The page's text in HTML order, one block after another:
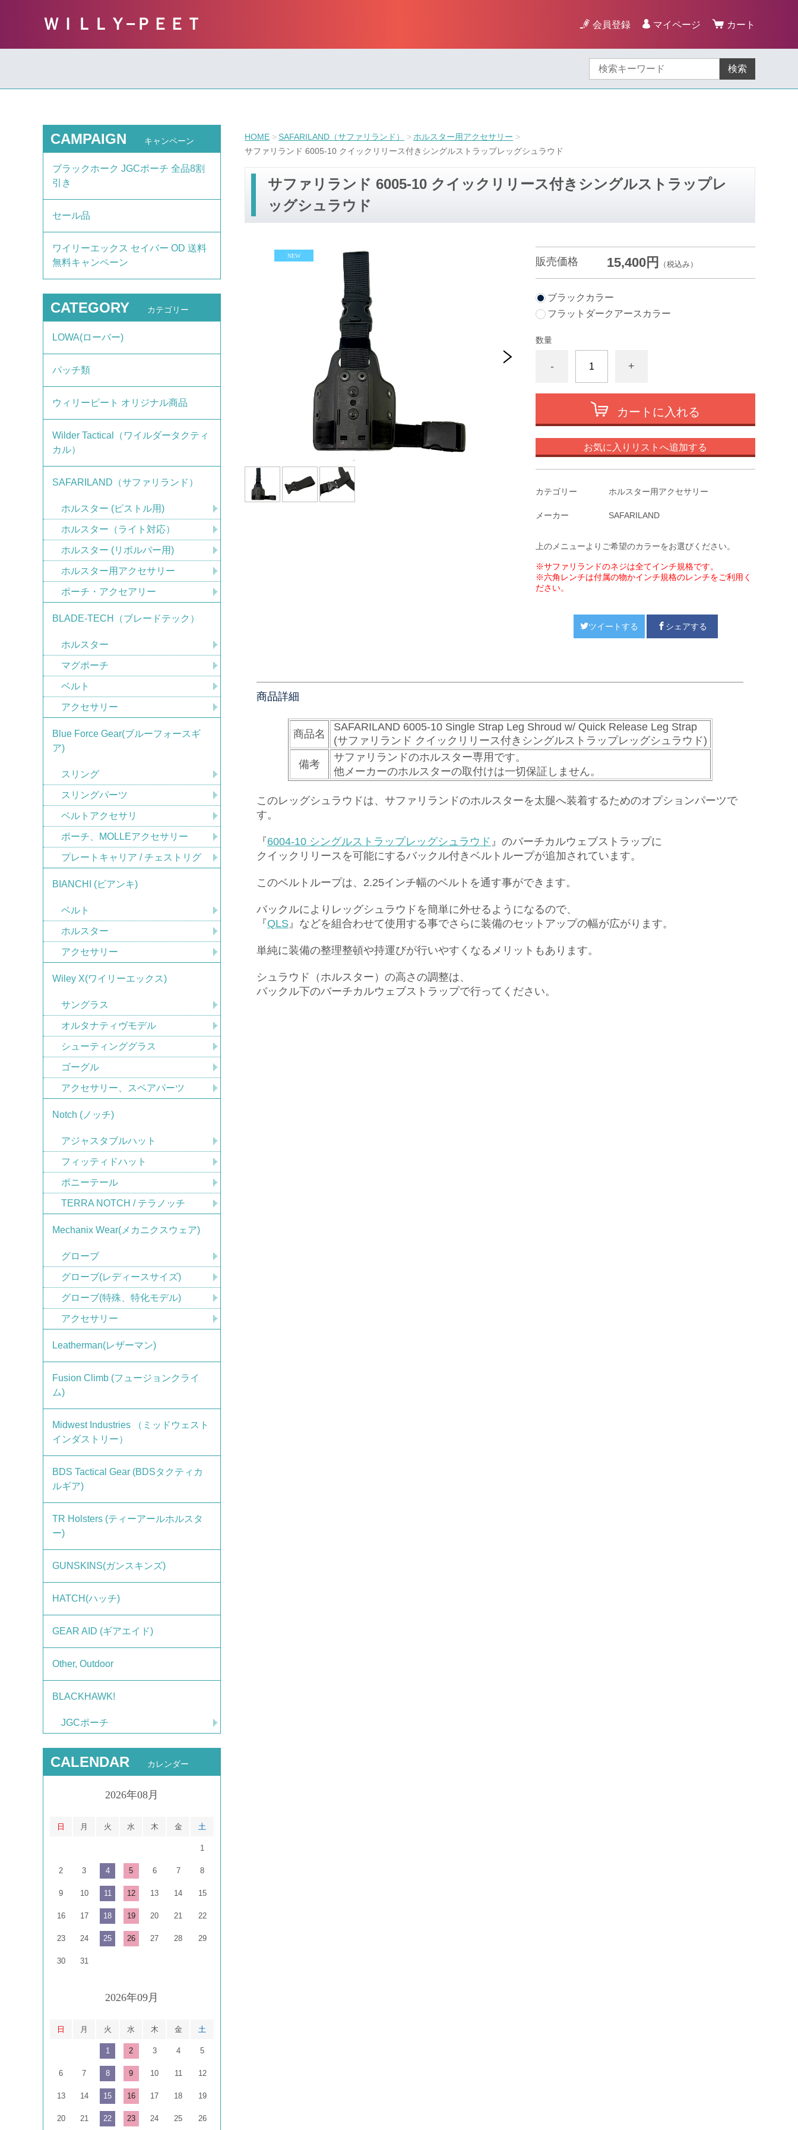
ＷＩＬＬＹ−ＰＥＥＴ 会員登録 マイページ カート
検索
HOME SAFARILAND（サファリランド）
ホルスター用アクセサリー
サファリランド 6005-10 クイックリリース付きシングルストラップレッグシュラウド
サファリランド 6005-10 クイックリリース付きシングルストラップレ
ッグシュラウド
販売価格 15,400円 （税込み）
ブラックカラー
フラットダークアースカラー
数量
- +
カートに入れる
お気に入りリストへ追加する
カテゴリー ホルスター用アクセサリー
メーカー SAFARILAND
上のメニューよりご希望のカラーをお選びください。
※サファリランドのネジは全てインチ規格です。
※六角レンチは付属の物かインチ規格のレンチをご利用く
ださい。
ツイートする シェアする
商品詳細
商品名
SAFARILAND 6005-10 Single Strap Leg Shroud w/ Quick Release Leg Strap
(サファリランド クイックリリース付きシングルストラップレッグシュラウド)
備考
サファリランドのホルスター専用です。
他メーカーのホルスターの取付けは一切保証しません。
このレッグシュラウドは、サファリランドのホルスターを太腿へ装着するためのオプションパーツで
す。
『6004-10 シングルストラップレッグシュラウド 』のバーチカルウェブストラップに
クイックリリースを可能にするバックル付きベルトループが追加されています。
このベルトループは、 2.25インチ幅のベルトを通す事ができます。
バックルによりレッグシュラウドを簡単に外せるようになるので、
『QLS』などを組合わせて使用する事でさらに装備のセットアップの幅が広がります。
単純に装備の整理整頓や持運びが行いやすくなるメリットもあります。
シュラウド（ホルスター）の高さの調整は、
バックル下のバーチカルウェブストラップで行ってください。
CAMPAIGN キャンペーン
ブラックホーク JGCポーチ 全品8割
引き
セール品
ワイリーエックス セイバー OD 送料
無料キャンペーン
CATEGORY カテゴリー
LOWA(ローバー)
パッチ類
ウィリーピート オリジナル商品
Wilder Tactical（ワイルダータクティ
カル）
SAFARILAND（サファリランド）
ホルスター (ピストル用)
ホルスター（ライト対応）
ホルスター (リボルバー用)
ホルスター用アクセサリー
ポーチ・アクセアリー
BLADE-TECH（ブレードテック）
ホルスター
マグポーチ
ベルト
アクセサリー
Blue Force Gear(ブルーフォースギ
ア)
スリング
スリングパーツ
ベルトアクセサリ
ポーチ、MOLLEアクセサリー
プレートキャリア / チェストリグ
BIANCHI (ビアンキ)
ベルト
ホルスター
アクセサリー
Wiley X(ワイリーエックス)
サングラス
オルタナティヴモデル
シューティンググラス
ゴーグル
アクセサリー、スペアパーツ
Notch (ノッチ)
アジャスタブルハット
フィッティドハット
ポニーテール
TERRA NOTCH / テラノッチ
Mechanix Wear(メカニクスウェア)
グローブ
グローブ(レディースサイズ)
グローブ(特殊、特化モデル)
アクセサリー
Leatherman(レザーマン)
Fusion Climb (フュージョンクライ
ム)
Midwest Industries （ミッドウェスト
インダストリー）
BDS Tactical Gear (BDSタクティカ
ルギア)
TR Holsters (ティーアールホルスタ
ー)
GUNSKINS(ガンスキンズ)
HATCH(ハッチ)
GEAR AID (ギアエイド)
Other, Outdoor
BLACKHAWK!
JGCポーチ
CALENDAR カレンダー
2026年08月
日 月 火 水 木 金 土
1
2 3 4 5 6 7 8
9 10 11 12 13 14 15
16 17 18 19 20 21 22
23 24 25 26 27 28 29
30 31
2026年09月
日 月 火 水 木 金 土
1 2 3 4 5
6 7 8 9 10 11 12
13 14 15 16 17 18 19
20 21 22 23 24 25 26